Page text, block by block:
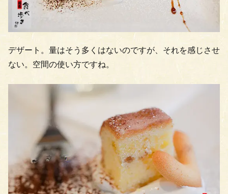
デザート。量はそう多くはないのですが、それを感じさせ
ない。空間の使い方ですね。